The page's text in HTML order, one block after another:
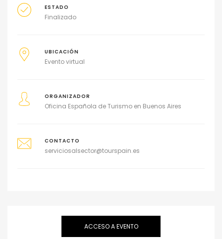
ESTADO
Finalizado
UBICACIÓN
Evento virtual
ORGANIZADOR
Oficina Española de Turismo en Buenos Aires
CONTACTO
serviciosalsector@tourspain.es
ACCESO A EVENTO